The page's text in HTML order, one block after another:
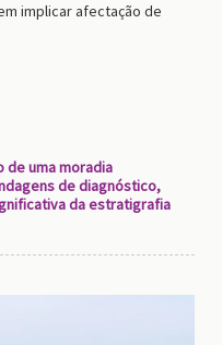
implicar afectação de
de uma moradia
de diagnóstico,
da estratigrafia